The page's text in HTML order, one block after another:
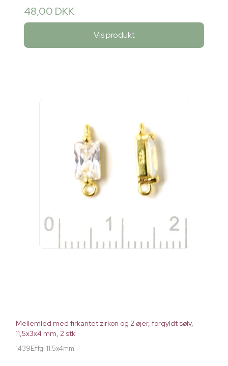
48,00 DKK
Vis produkt
Mellemled med firkantet zirkon og 2 øjer, forgyldt sølv,
11,5x3x4 mm, 2 stk
1439Effg-11.5x4mm